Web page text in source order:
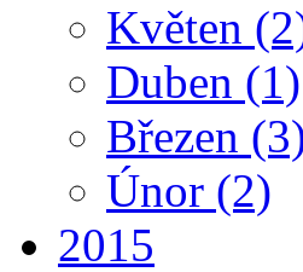
Květen
Duben (1)
Březen
Únor (2)
2015